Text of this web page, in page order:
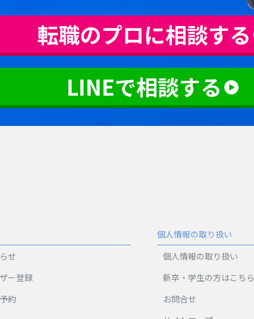
転職のプロに相談する
LINEで相談する
せ
ー登録
約
個人情報の取り扱い
個人情報の取り扱い
新卒・学生の方はこちら
お問合せ